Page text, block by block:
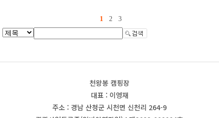
1 2 3
천왕봉 캠핑장
대표 : 이영재
주소 : 경남 산청군 시천면 신천리 264-9